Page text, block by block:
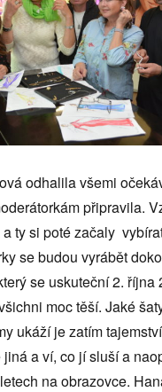
odhalila všemi
připravila.
ty si poté začaly
se budou vyrábět
se uskuteční 2. října
moc těší. Jaké
ukáží je zatím
a ví, co jí sluší a
na obrazovce.